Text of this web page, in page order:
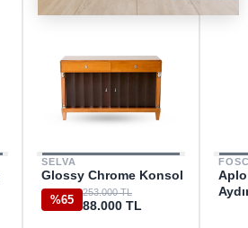
SELVA
Glossy Chrome Konsol
%65
253.000 TL
88.000 TL